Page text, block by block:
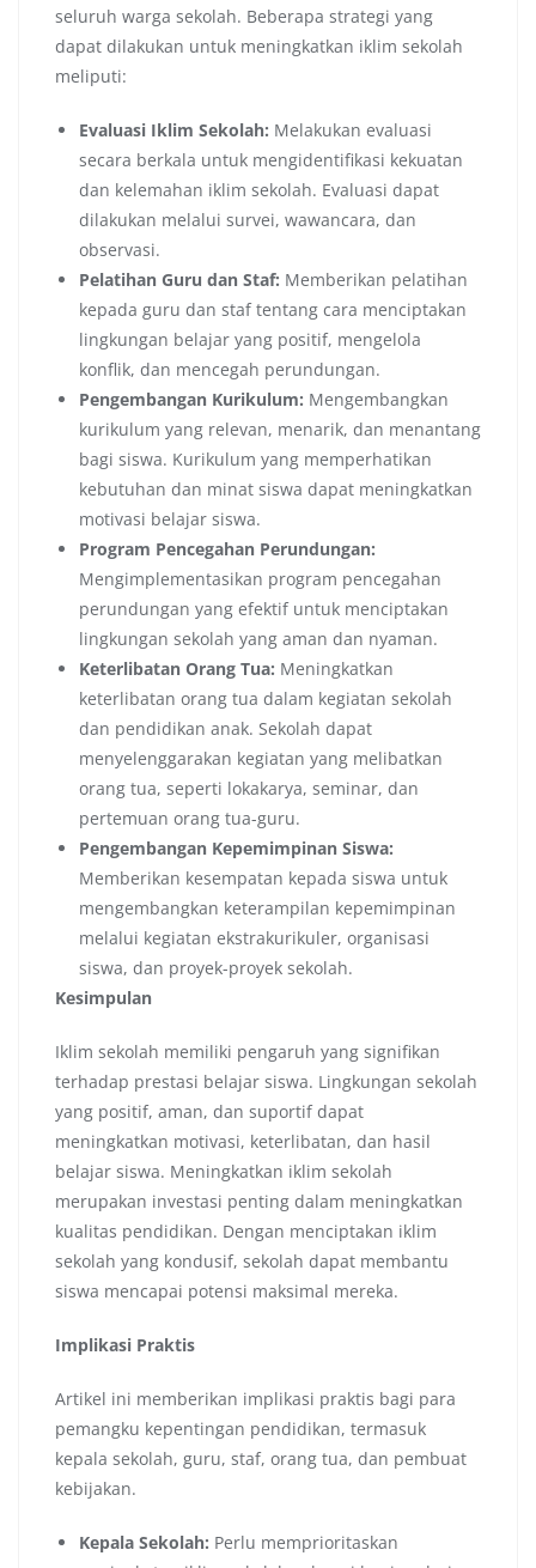
seluruh warga sekolah. Beberapa strategi yang
dapat dilakukan untuk meningkatkan iklim sekolah
meliputi:
Evaluasi Iklim Sekolah: Melakukan evaluasi
secara berkala untuk mengidentifikasi kekuatan
dan kelemahan iklim sekolah. Evaluasi dapat
dilakukan melalui survei, wawancara, dan
observasi.
Pelatihan Guru dan Staf: Memberikan pelatihan
kepada guru dan staf tentang cara menciptakan
lingkungan belajar yang positif, mengelola
konflik, dan mencegah perundungan.
Pengembangan Kurikulum: Mengembangkan
kurikulum yang relevan, menarik, dan menantang
bagi siswa. Kurikulum yang memperhatikan
kebutuhan dan minat siswa dapat meningkatkan
motivasi belajar siswa.
Program Pencegahan Perundungan:
Mengimplementasikan program pencegahan
perundungan yang efektif untuk menciptakan
lingkungan sekolah yang aman dan nyaman.
Keterlibatan Orang Tua: Meningkatkan
keterlibatan orang tua dalam kegiatan sekolah
dan pendidikan anak. Sekolah dapat
menyelenggarakan kegiatan yang melibatkan
orang tua, seperti lokakarya, seminar, dan
pertemuan orang tua-guru.
Pengembangan Kepemimpinan Siswa:
Memberikan kesempatan kepada siswa untuk
mengembangkan keterampilan kepemimpinan
melalui kegiatan ekstrakurikuler, organisasi
siswa, dan proyek-proyek sekolah.
Kesimpulan
Iklim sekolah memiliki pengaruh yang signifikan
terhadap prestasi belajar siswa. Lingkungan sekolah
yang positif, aman, dan suportif dapat
meningkatkan motivasi, keterlibatan, dan hasil
belajar siswa. Meningkatkan iklim sekolah
merupakan investasi penting dalam meningkatkan
kualitas pendidikan. Dengan menciptakan iklim
sekolah yang kondusif, sekolah dapat membantu
siswa mencapai potensi maksimal mereka.
Implikasi Praktis
Artikel ini memberikan implikasi praktis bagi para
pemangku kepentingan pendidikan, termasuk
kepala sekolah, guru, staf, orang tua, dan pembuat
kebijakan.
Kepala Sekolah: Perlu memprioritaskan